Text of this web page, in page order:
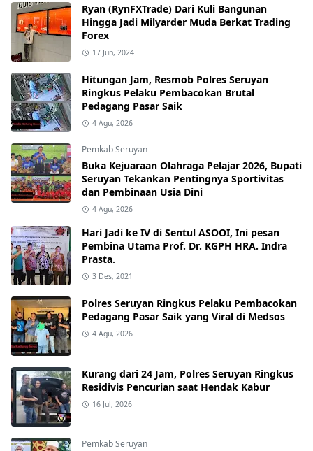
Ryan (RynFXTrade) Dari Kuli Bangunan
Hingga Jadi Milyarder Muda Berkat Trading
Forex
17 Jun, 2024
Hitungan Jam, Resmob Polres Seruyan
Ringkus Pelaku Pembacokan Brutal
Pedagang Pasar Saik
4 Agu, 2026
Pemkab Seruyan
Buka Kejuaraan Olahraga Pelajar 2026, Bupati
Seruyan Tekankan Pentingnya Sportivitas
dan Pembinaan Usia Dini
4 Agu, 2026
Hari Jadi ke IV di Sentul ASOOI, Ini pesan
Pembina Utama Prof. Dr. KGPH HRA. Indra
Prasta.
3 Des, 2021
Polres Seruyan Ringkus Pelaku Pembacokan
Pedagang Pasar Saik yang Viral di Medsos
4 Agu, 2026
Kurang dari 24 Jam, Polres Seruyan Ringkus
Residivis Pencurian saat Hendak Kabur
16 Jul, 2026
Pemkab Seruyan